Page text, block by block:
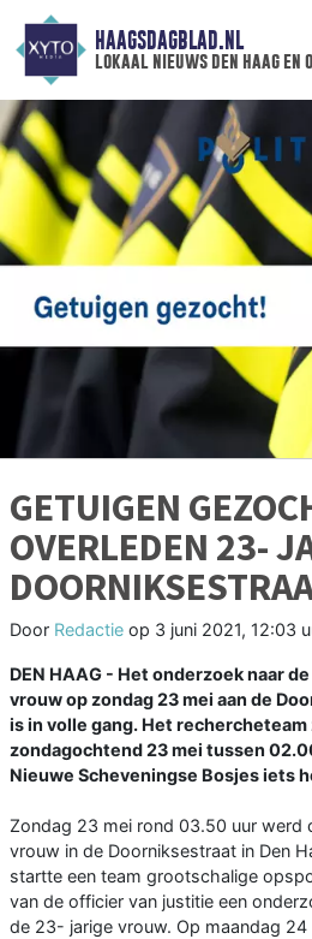
HAAGSDAGBLAD.NL
lokaal nieuws den haag en
GETUIGEN
OVERLEDEN 23-
Door Redactie op 3 juni 2021, 12:03
DEN HAAG - Het onderzoek naar
vrouw op zondag 23 mei aan de
is in volle gang. Het
zondagochtend 23 mei tussen
Nieuwe Scheveningse Bosjes iets
Zondag 23 mei rond 03.50 uur werd
vrouw in de Doorniksestraat in Den
startte een team grootschalige
van de officier van justitie een
de 23- jarige vrouw. Op maandag 24